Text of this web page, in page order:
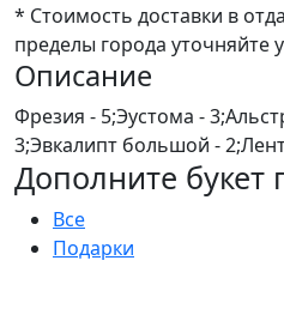
* Стоимость доставки в
пределы города уточняйте
Описание
Фрезия - 5;Эустома -
3;Эвкалипт большой -
Дополните букет
Все
Подарки